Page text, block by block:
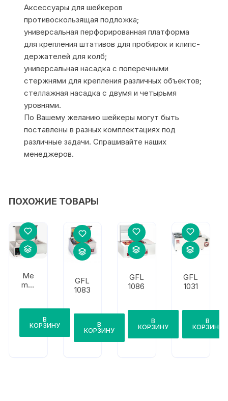
Аксессуары для шейкеров
противоскользящая подложка;
универсальная перфорированная платформа
для крепления штативов для пробирок и клипс-
держателей для колб;
универсальная насадка с поперечными
стержнями для крепления различных объектов;
стеллажная насадка с двумя и четырьмя
уровнями.
По Вашему желанию шейкеры могут быть
поставлены в разных комплектациях под
различные задачи. Спрашивайте наших
менеджеров.
ПОХОЖИЕ ТОВАРЫ
Me
mm
В
КОРЗИНУ
GFL
1083
В
КОРЗИНУ
GFL
1086
В
КОРЗИНУ
GFL
1031
В
КОРЗИНУ